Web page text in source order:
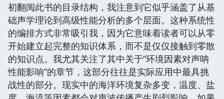
初翻阅此书的目录结构，我注意到它似乎涵盖了从基
础声学理论到高级性能分析的多个层面。这种系统性
的编排方式非常吸引我，因为它意味着读者可以从零
开始建立起完整的知识体系，而不是仅仅接触到零散
的知识点。我尤其关注了其中关于“环境因素对声呐
性能影响”的章节，这部分往往是实际应用中最具挑
战性的部分。现实中的海洋环境复杂多变，温度、盐